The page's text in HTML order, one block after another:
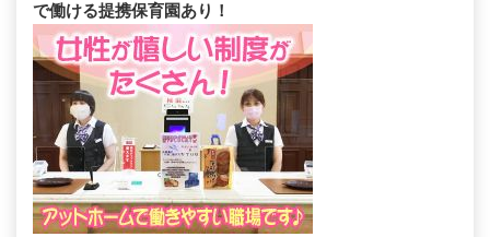
で働ける提携保育園あり！